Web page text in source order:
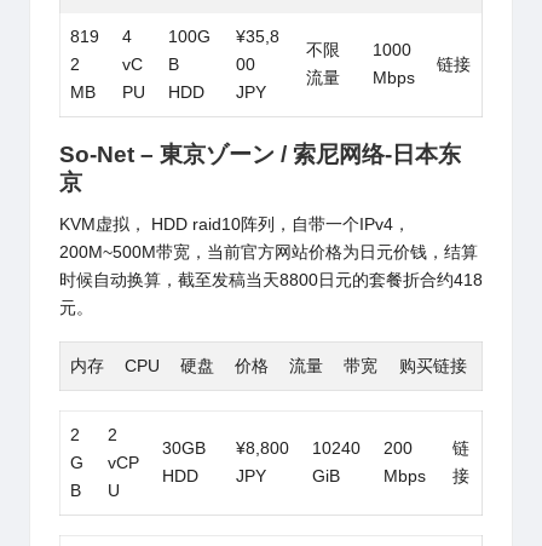
819
2
MB
4
vC
PU
100G
B
HDD
¥35,8
00
JPY
不限
流量
1000
Mbps
链接
So-Net – 東京ゾーン / 索尼网络-日本东
京
KVM虚拟， HDD raid10阵列，自带一个IPv4，
200M~500M带宽，当前官方网站价格为日元价钱，结算
时候自动换算，截至发稿当天8800日元的套餐折合约418
元。
内存 CPU 硬盘 价格 流量 带宽 购买链接
2
G
B
2
vCP
U
30GB
HDD
¥8,800
JPY
10240
GiB
200
Mbps
链
接